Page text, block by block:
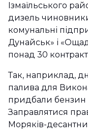
Ізмаїльського
дизель чиновники
комунальні
Дунайськ» і
понад 30
Так, наприклад,
палива для
придбали бензин
Заправлятися
Моряків-